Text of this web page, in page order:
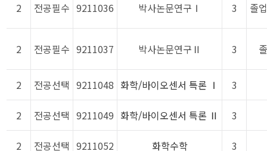
2 전공필수 9211036 박사논문연구Ⅰ 3 졸
2 전공필수 9211037 박사논문연구Ⅱ 3
2 전공선택 9211048 화학/바이오센서 특론 Ⅰ 3
2 전공선택 9211049 화학/바이오센서 특론 Ⅱ 3
2 전공선택 9211052 화학수학 3